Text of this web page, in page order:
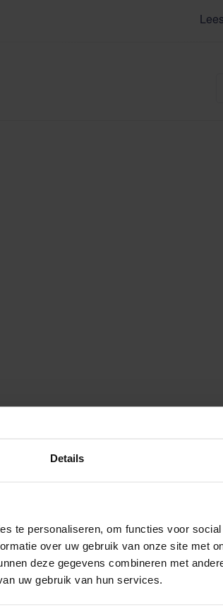
Details
te personaliseren, om functies voor
over uw gebruik van onze site met
deze gegevens combineren met
uw gebruik van hun services.